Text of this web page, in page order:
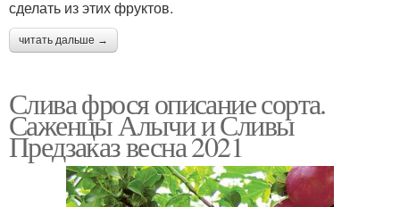
сделать из этих фруктов.
читать дальше →
Слива фрося описание сорта.
Саженцы Алычи и Сливы
Предзаказ весна 2021